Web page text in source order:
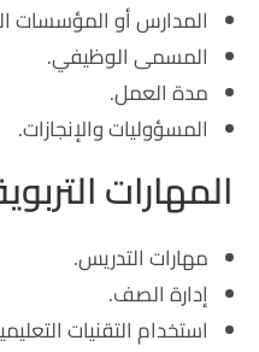
المدارس أو المؤسسات
المسمى الوظيفي.
مدة العمل.
المسؤوليات والإنجازات.
المهارات
مهارات التدريس.
إدارة الصف.
استخدام التقنيات